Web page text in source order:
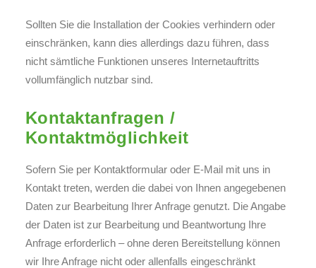
Sollten Sie die Installation der Cookies verhindern oder
einschränken, kann dies allerdings dazu führen, dass
nicht sämtliche Funktionen unseres Internetauftritts
vollumfänglich nutzbar sind.
Kontaktanfragen /
Kontaktmöglichkeit
Sofern Sie per Kontaktformular oder E-Mail mit uns in
Kontakt treten, werden die dabei von Ihnen angegebenen
Daten zur Bearbeitung Ihrer Anfrage genutzt. Die Angabe
der Daten ist zur Bearbeitung und Beantwortung Ihre
Anfrage erforderlich – ohne deren Bereitstellung können
wir Ihre Anfrage nicht oder allenfalls eingeschränkt